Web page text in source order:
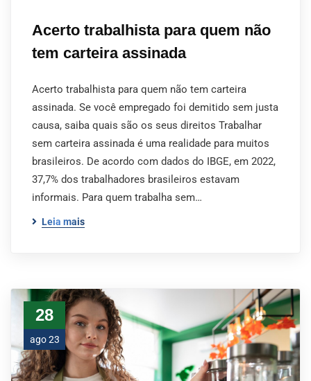
Acerto trabalhista para quem não
tem carteira assinada
Acerto trabalhista para quem não tem carteira
assinada. Se você empregado foi demitido sem justa
causa, saiba quais são os seus direitos Trabalhar
sem carteira assinada é uma realidade para muitos
brasileiros. De acordo com dados do IBGE, em 2022,
37,7% dos trabalhadores brasileiros estavam
informais. Para quem trabalha sem…
Leia mais
28
ago 23